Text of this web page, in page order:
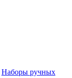
Наборы ручных